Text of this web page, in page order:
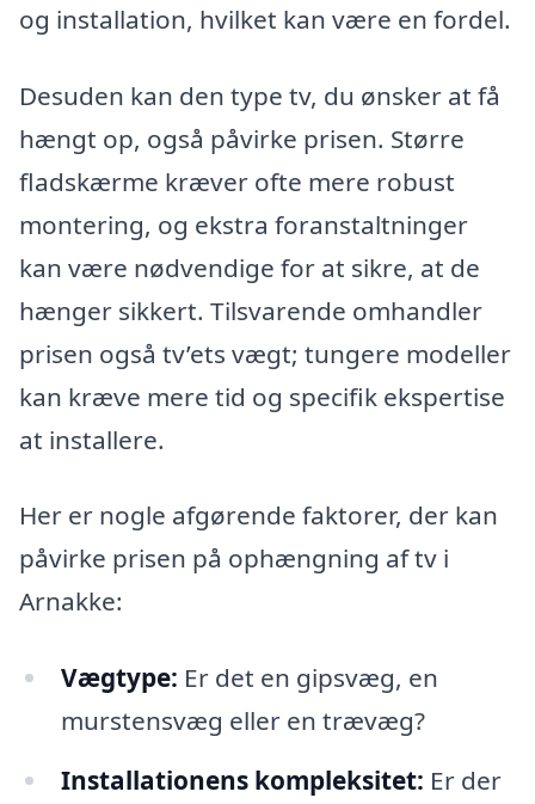
og installation, hvilket kan være en fordel.
Desuden kan den type tv, du ønsker at få
hængt op, også påvirke prisen. Større
fladskærme kræver ofte mere robust
montering, og ekstra foranstaltninger
kan være nødvendige for at sikre, at de
hænger sikkert. Tilsvarende omhandler
prisen også tv’ets vægt; tungere modeller
kan kræve mere tid og specifik ekspertise
at installere.
Her er nogle afgørende faktorer, der kan
påvirke prisen på ophængning af tv i
Arnakke:
Vægtype: Er det en gipsvæg, en
murstensvæg eller en trævæg?
Installationens kompleksitet: Er der